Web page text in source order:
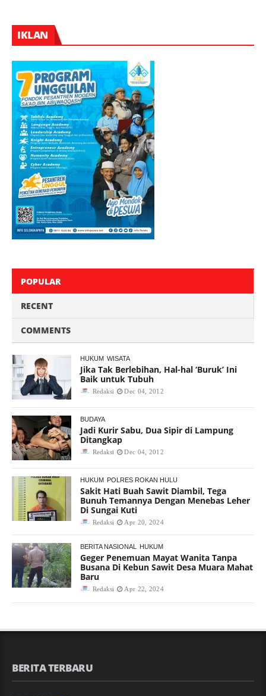
IKLAN
POPULAR
RECENT
COMMENTS
HUKUM WISATA
Jika Tak Berlebihan, Hal-hal ‘Buruk’ Ini
Baik untuk Tubuh
Redaksi Dec 04, 2012
BUDAYA
Jadi Kurir Sabu, Dua Sipir di Lampung
Ditangkap
Redaksi Dec 04, 2012
HUKUM POLRES ROKAN HULU
Sakit Hati Buah Sawit Diambil, Tega
Bunuh Temannya Dengan Menebas Leher
Di Sungai Kuti
Redaksi Apr 20, 2024
BERITA NASIONAL HUKUM
Geger Penemuan Mayat Wanita Tanpa
Busana Di Kebun Sawit Desa Muara Mahat
Baru
Redaksi Apr 22, 2024
BERITA TERBARU